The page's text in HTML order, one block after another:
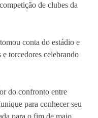
de clubes da
conta do estádio e
torcedores celebrando
do confronto entre
para conhecer seu